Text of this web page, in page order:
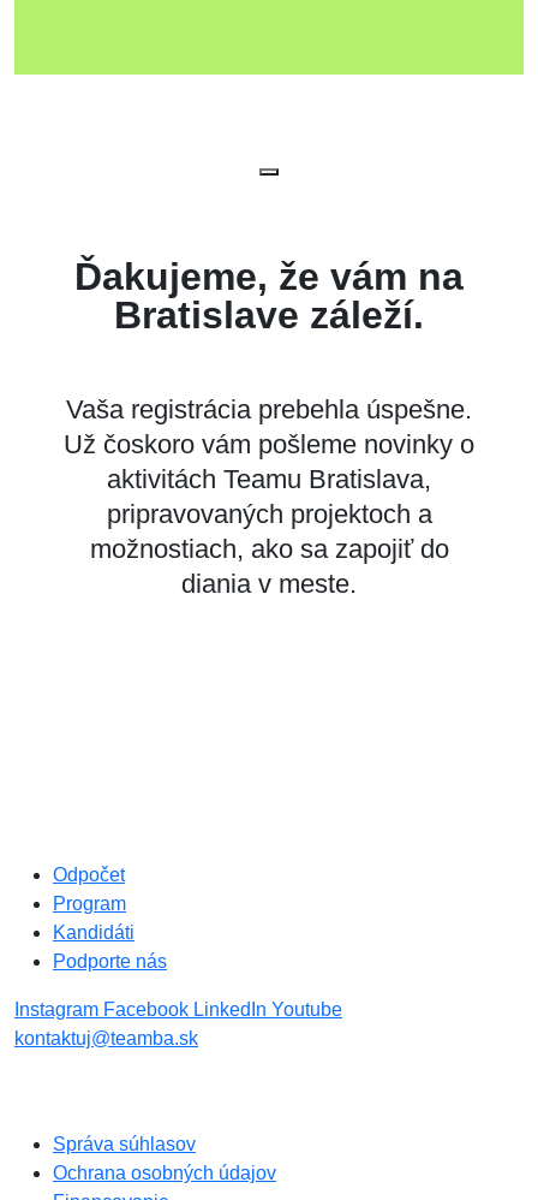
Ďakujeme, že vám na
Bratislave záleží.
Vaša registrácia prebehla úspešne.
Už čoskoro vám pošleme novinky o
aktivitách Teamu Bratislava,
pripravovaných projektoch a
možnostiach, ako sa zapojiť do
diania v meste.
Odpočet
Program
Kandidáti
Podporte nás
Instagram Facebook LinkedIn Youtube
kontaktuj@teamba.sk
Správa súhlasov
Ochrana osobných údajov